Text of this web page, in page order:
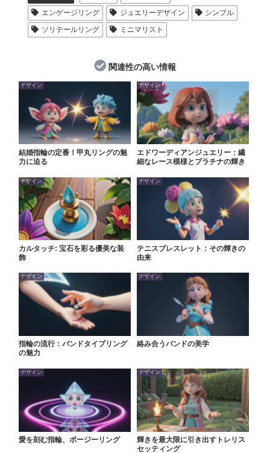
エンゲージリング
ジュエリーデザイン
シンプル
ソリテールリング
ミニマリスト
関連性の高い情報
デザイン
結婚指輪の定番！甲丸リングの魅
力に迫る
デザイン
エドワーディアンジュエリー：繊
細なレース模様とプラチナの輝き
デザイン
カルタッチ: 宝石を彩る優美な装
飾
デザイン
テニスブレスレット：その輝きの
由来
デザイン
指輪の流行：バンドタイプリング
の魅力
デザイン
絡み合うバンドの美学
デザイン
愛を刻む指輪、ポージーリング
デザイン
輝きを最大限に引き出すトレリス
セッティング